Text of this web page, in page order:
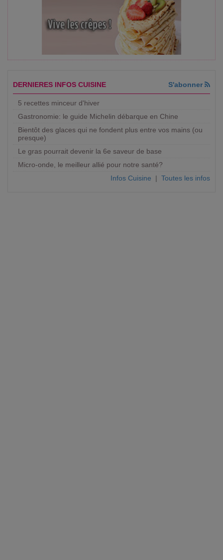
DERNIERES INFOS CUISINE S'abonner
5 recettes minceur d'hiver
Gastronomie: le guide Michelin débarque en Chine
Bientôt des glaces qui ne fondent plus entre vos mains (ou
presque)
Le gras pourrait devenir la 6e saveur de base
Micro-onde, le meilleur allié pour notre santé?
Infos Cuisine | Toutes les infos